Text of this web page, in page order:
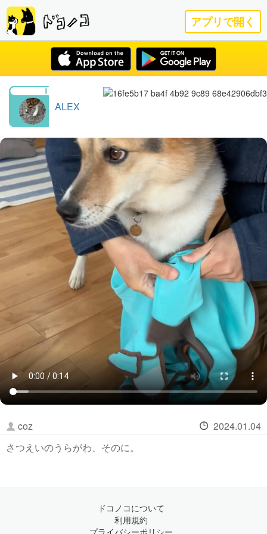
アプリで開く
ALEX
coz
2024.01.04
さつえいのうらがわ、そのに。
ドコノコについて
利用規約
プライバシーポリシー